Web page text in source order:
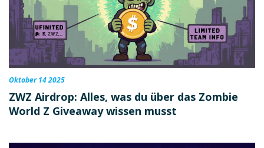
Oktober 14 2025
ZWZ Airdrop: Alles, was du über das Zombie
World Z Giveaway wissen musst